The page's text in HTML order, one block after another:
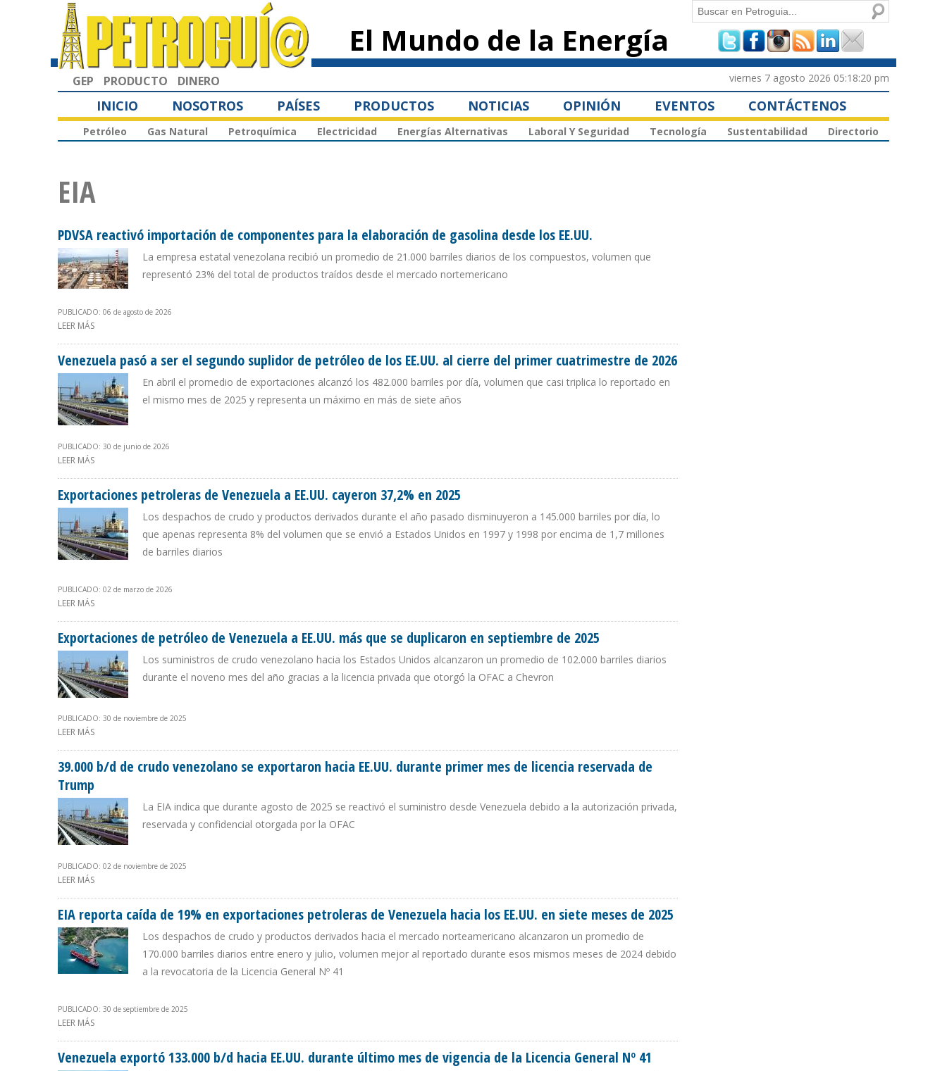
principal
El Mundo de la Energía
Formulario de
búsqueda
Buscar
GEP PRODUCTO DINERO viernes 7 agosto 2026 05:18:20 pm
INICIO NOSOTROS PAÍSES PRODUCTOS NOTICIAS OPINIÓN EVENTOS CONTÁCTENOS
Petróleo Gas Natural Petroquímica Electricidad Energías Alternativas Laboral Y Seguridad Tecnología Sustentabilidad Directorio
EIA
PDVSA reactivó importación de componentes para la elaboración de gasolina desde los EE.UU.
La empresa estatal venezolana recibió un promedio de 21.000 barriles diarios de los compuestos, volumen que
representó 23% del total de productos traídos desde el mercado nortemericano
PUBLICADO: 06 de agosto de 2026
LEER MÁS
Venezuela pasó a ser el segundo suplidor de petróleo de los EE.UU. al cierre del primer cuatrimestre de 2026
En abril el promedio de exportaciones alcanzó los 482.000 barriles por día, volumen que casi triplica lo reportado en
el mismo mes de 2025 y representa un máximo en más de siete años
PUBLICADO: 30 de junio de 2026
LEER MÁS
Exportaciones petroleras de Venezuela a EE.UU. cayeron 37,2% en 2025
Los despachos de crudo y productos derivados durante el año pasado disminuyeron a 145.000 barriles por día, lo
que apenas representa 8% del volumen que se envió a Estados Unidos en 1997 y 1998 por encima de 1,7 millones
de barriles diarios
PUBLICADO: 02 de marzo de 2026
LEER MÁS
Exportaciones de petróleo de Venezuela a EE.UU. más que se duplicaron en septiembre de 2025
Los suministros de crudo venezolano hacia los Estados Unidos alcanzaron un promedio de 102.000 barriles diarios
durante el noveno mes del año gracias a la licencia privada que otorgó la OFAC a Chevron
PUBLICADO: 30 de noviembre de 2025
LEER MÁS
39.000 b/d de crudo venezolano se exportaron hacia EE.UU. durante primer mes de licencia reservada de
Trump
La EIA indica que durante agosto de 2025 se reactivó el suministro desde Venezuela debido a la autorización privada,
reservada y confidencial otorgada por la OFAC
PUBLICADO: 02 de noviembre de 2025
LEER MÁS
EIA reporta caída de 19% en exportaciones petroleras de Venezuela hacia los EE.UU. en siete meses de 2025
Los despachos de crudo y productos derivados hacia el mercado norteamericano alcanzaron un promedio de
170.000 barriles diarios entre enero y julio, volumen mejor al reportado durante esos mismos meses de 2024 debido
a la revocatoria de la Licencia General Nº 41
PUBLICADO: 30 de septiembre de 2025
LEER MÁS
Venezuela exportó 133.000 b/d hacia EE.UU. durante último mes de vigencia de la Licencia General Nº 41